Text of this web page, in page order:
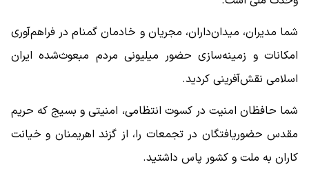
شما مدیران، میدان‌داران، مجریان و خادمان گمنام در فراهم‌آوری
امکانات و زمینه‌سازی حضور میلیونی مردم مبعوث‌شده ایران
اسلامی نقش‌آفرینی کردید.
شما حافظان امنیت در کسوت انتظامی، امنیتی و بسیج که حریم
مقدس حضوریافتگان در تجمعات را، از گزند اهریمنان و خیانت
کاران به ملت و کشور پاس داشتید.